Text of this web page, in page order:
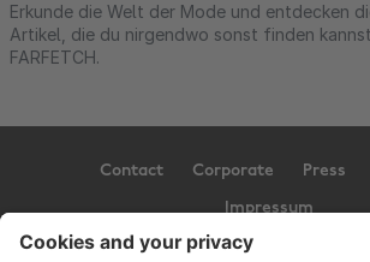
Erkunde die Welt der Mode und entdecken
Artikel, die du nirgendwo sonst finden
FARFETCH.
Contact Corporate Press
Impressum